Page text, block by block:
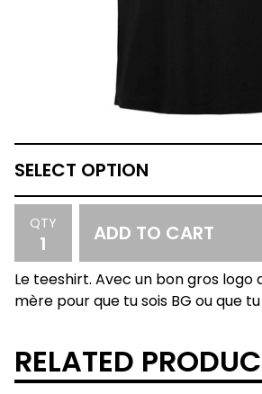
QTY ADD TO CART
Le teeshirt. Avec un bon gros logo
mère pour que tu sois BG ou que tu
RELATED